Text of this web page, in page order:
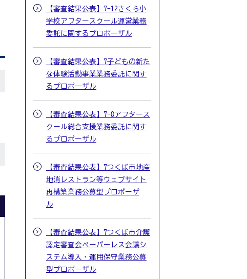
【審査結果公表】7-12さくら小
学校アフタースクール運営業務
委託に関するプロポーザル
【審査結果公表】7子どもの新た
な体験活動事業業務委託に関す
るプロポーザル
【審査結果公表】7-8アフタース
クール総合支援業務委託に関す
るプロポーザル
【審査結果公表】7つくば市地産
地消レストラン等ウェブサイト
再構築業務公募型プロポーザ
ル
【審査結果公表】7つくば市介護
認定審査会ペーパーレス会議シ
ステム導入・運用保守業務公募
型プロポーザル